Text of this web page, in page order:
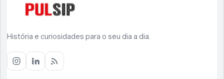
História e curiosidades para o seu dia a dia.